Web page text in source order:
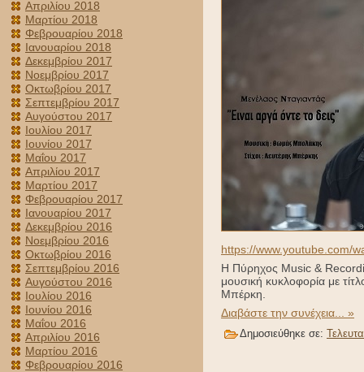
Απριλίου 2018
Μαρτίου 2018
Φεβρουαρίου 2018
Ιανουαρίου 2018
Δεκεμβρίου 2017
Νοεμβρίου 2017
Οκτωβρίου 2017
Σεπτεμβρίου 2017
Αυγούστου 2017
Ιουλίου 2017
Ιουνίου 2017
Μαΐου 2017
Απριλίου 2017
Μαρτίου 2017
Φεβρουαρίου 2017
Ιανουαρίου 2017
Δεκεμβρίου 2016
Νοεμβρίου 2016
Οκτωβρίου 2016
Σεπτεμβρίου 2016
Αυγούστου 2016
Ιουλίου 2016
Ιουνίου 2016
Μαΐου 2016
Απριλίου 2016
Μαρτίου 2016
Φεβρουαρίου 2016
https://www.youtube.com/
H Πύρηχος Music &
μουσική κυκλοφορία με
Μπέρκη.
Διαβάστε την συνέχεια... »
Δημοσιεύθηκε σε: